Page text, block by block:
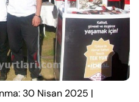
30 Nisan 2025 |